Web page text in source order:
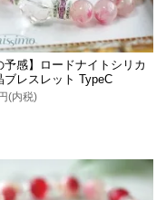
予感】ロードナイトシリカ
ブレスレット TypeC
(内税)